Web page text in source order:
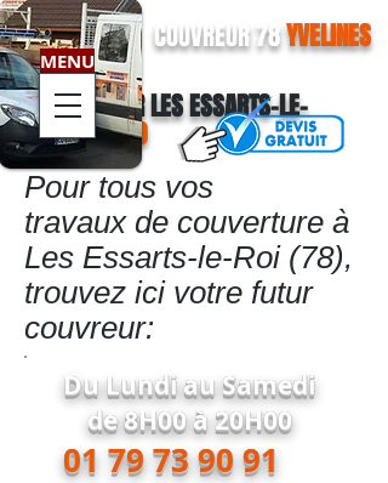
MENU
COUVREUR 78YVELINES
COUVREUR LES ESSARTS-LE-
ROI78690
Pour tous vos
travaux de couverture à
Les Essarts-le-Roi (78),
trouvez ici votre futur
couvreur:
Du Lundi au Samedi
de 8H00 à 20H00
01 79 73 90 91